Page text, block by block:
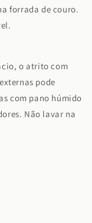
forrada de couro.
o atrito com
pode
com pano húmido
Não lavar na